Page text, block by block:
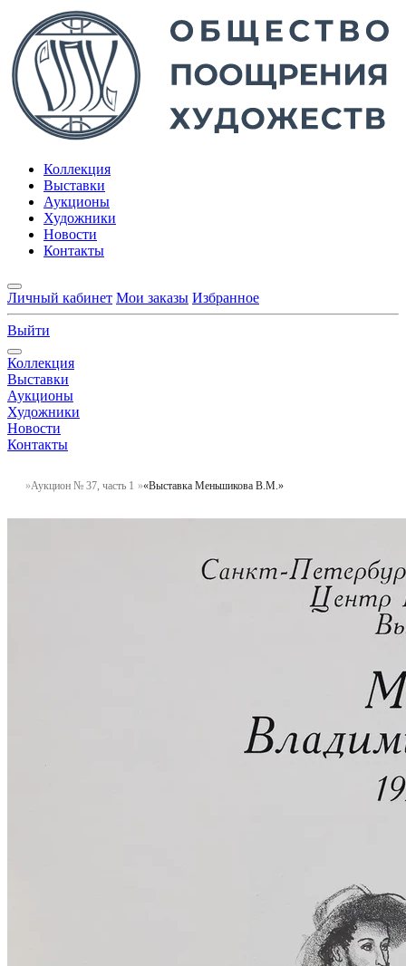
Коллекция
Выставки
Аукционы
Художники
Новости
Контакты
Личный кабинет Мои заказы Избранное
Выйти
Коллекция
Выставки
Аукционы
Художники
Новости
Контакты
Аукцион № 37, часть 1 «Выставка Меньшикова В.М.»